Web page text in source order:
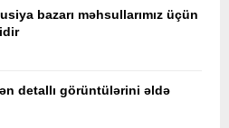
bazarı məhsullarımız üçün
detallı görüntülərini əldə